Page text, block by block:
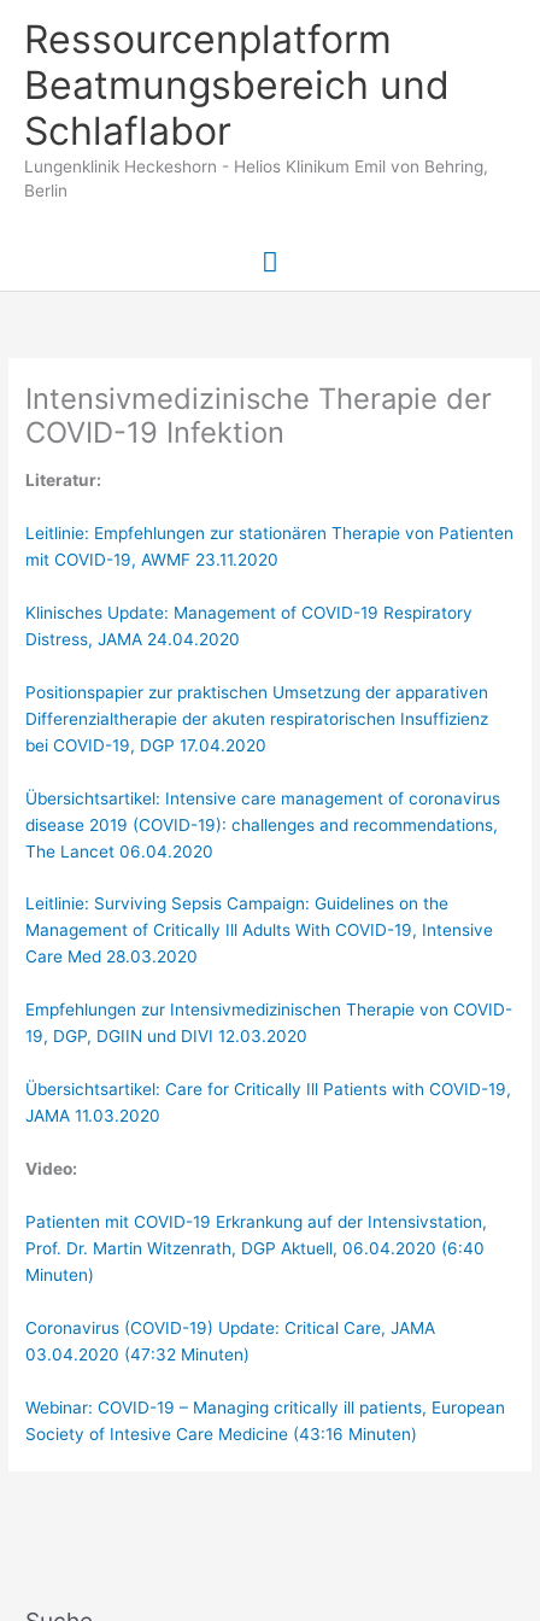
InhaltRessourcenplatform
Beatmungsbereich und
Schlaflabor
Lungenklinik Heckeshorn - Helios Klinikum Emil von Behring,
Berlin
Hauptmenü
Intensivmedizinische Therapie der
COVID-19 Infektion
Literatur:
Leitlinie: Empfehlungen zur stationären Therapie von Patienten
mit COVID-19, AWMF 23.11.2020
Klinisches Update: Management of COVID-19 Respiratory
Distress, JAMA 24.04.2020
Positionspapier zur praktischen Umsetzung der apparativen
Differenzialtherapie der akuten respiratorischen Insuffizienz
bei COVID-19, DGP 17.04.2020
Übersichtsartikel: Intensive care management of coronavirus
disease 2019 (COVID-19): challenges and recommendations,
The Lancet 06.04.2020
Leitlinie: Surviving Sepsis Campaign: Guidelines on the
Management of Critically Ill Adults With COVID-19, Intensive
Care Med 28.03.2020
Empfehlungen zur Intensivmedizinischen Therapie von COVID-
19, DGP, DGIIN und DIVI 12.03.2020
Übersichtsartikel: Care for Critically Ill Patients with COVID-19,
JAMA 11.03.2020
Video:
Patienten mit COVID-19 Erkrankung auf der Intensivstation,
Prof. Dr. Martin Witzenrath, DGP Aktuell, 06.04.2020 (6:40
Minuten)
Coronavirus (COVID-19) Update: Critical Care, JAMA
03.04.2020 (47:32 Minuten)
Webinar: COVID-19 – Managing critically ill patients, European
Society of Intesive Care Medicine (43:16 Minuten)